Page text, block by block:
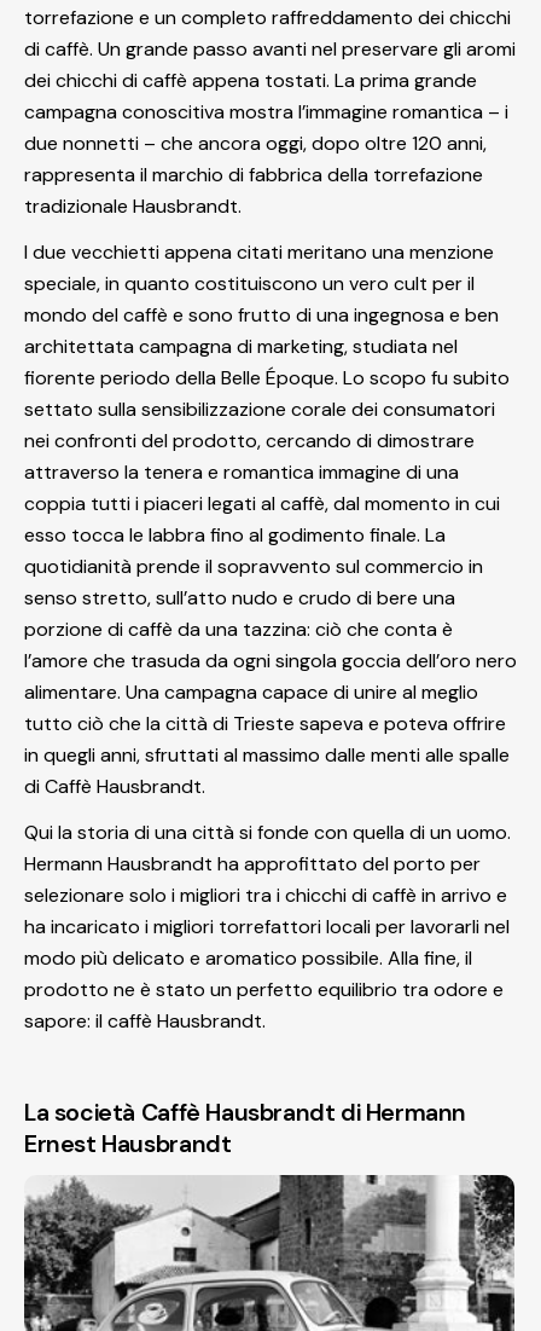
torrefazione e un completo raffreddamento dei chicchi
di caffè. Un grande passo avanti nel preservare gli aromi
dei chicchi di caffè appena tostati. La prima grande
campagna conoscitiva mostra l’immagine romantica – i
due nonnetti – che ancora oggi, dopo oltre 120 anni,
rappresenta il marchio di fabbrica della torrefazione
tradizionale Hausbrandt.
I due vecchietti appena citati meritano una menzione
speciale, in quanto costituiscono un vero cult per il
mondo del caffè e sono frutto di una ingegnosa e ben
architettata campagna di marketing, studiata nel
fiorente periodo della Belle Époque. Lo scopo fu subito
settato sulla sensibilizzazione corale dei consumatori
nei confronti del prodotto, cercando di dimostrare
attraverso la tenera e romantica immagine di una
coppia tutti i piaceri legati al caffè, dal momento in cui
esso tocca le labbra fino al godimento finale. La
quotidianità prende il sopravvento sul commercio in
senso stretto, sull’atto nudo e crudo di bere una
porzione di caffè da una tazzina: ciò che conta è
l’amore che trasuda da ogni singola goccia dell’oro nero
alimentare. Una campagna capace di unire al meglio
tutto ciò che la città di Trieste sapeva e poteva offrire
in quegli anni, sfruttati al massimo dalle menti alle spalle
di Caffè Hausbrandt.
Qui la storia di una città si fonde con quella di un uomo.
Hermann Hausbrandt ha approfittato del porto per
selezionare solo i migliori tra i chicchi di caffè in arrivo e
ha incaricato i migliori torrefattori locali per lavorarli nel
modo più delicato e aromatico possibile. Alla fine, il
prodotto ne è stato un perfetto equilibrio tra odore e
sapore: il caffè Hausbrandt.
La società Caffè Hausbrandt di Hermann
Ernest Hausbrandt